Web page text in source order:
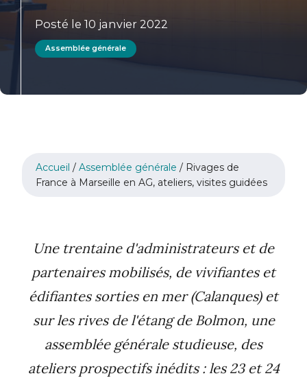
Posté le 10 janvier 2022
Assemblée générale
Accueil / Assemblée générale / Rivages de
France à Marseille en AG, ateliers, visites guidées
Une trentaine d'administrateurs et de
partenaires mobilisés, de vivifiantes et
édifiantes sorties en mer (Calanques) et
sur les rives de l'étang de Bolmon, une
assemblée générale studieuse, des
ateliers prospectifs inédits : les 23 et 24